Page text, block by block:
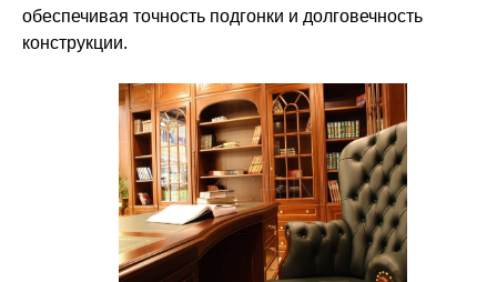
обеспечивая точность подгонки и долговечность
конструкции.